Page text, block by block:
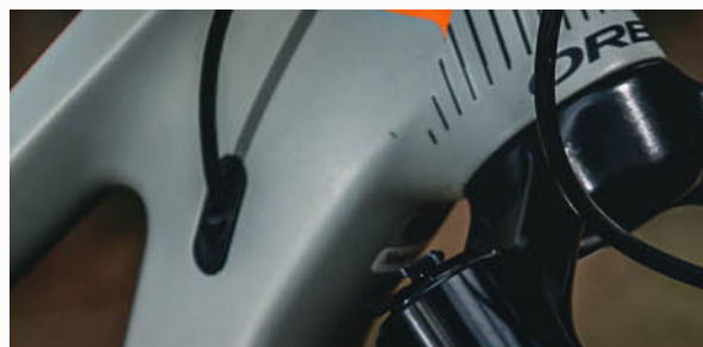
FR